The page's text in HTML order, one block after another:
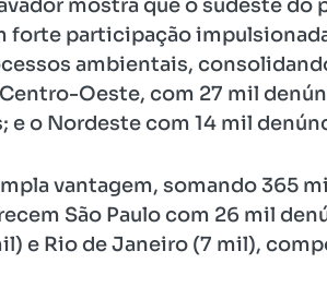
mostra que o sudeste do
participação
ambientais,
Oeste, com 27 mil
e o Nordeste com 14 mil
vantagem, somando 365
São Paulo com 26 mil
e Rio de Janeiro (7 mil),